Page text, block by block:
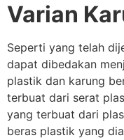
Varian
Seperti yang telah
dapat dibedakan
plastik dan karung
terbuat dari serat
yang terbuat dari
beras plastik yang